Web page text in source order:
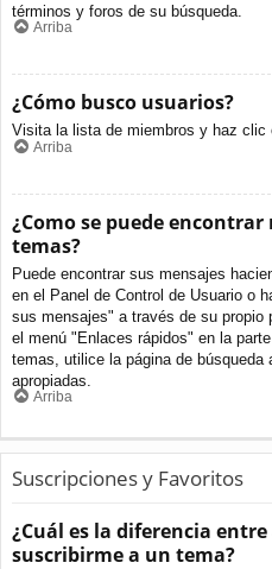
términos y foros de su búsqueda.
Arriba
¿Cómo busco usuarios?
Visita la lista de miembros y haz clic
Arriba
¿Como se puede
temas?
Puede encontrar sus mensajes
en el Panel de Control de Usuario o
sus mensajes" a través de su propio
el menú "Enlaces rápidos" en la
temas, utilice la página de
apropiadas.
Arriba
Suscripciones y Favoritos
¿Cuál es la diferencia
suscribirme a un tema?